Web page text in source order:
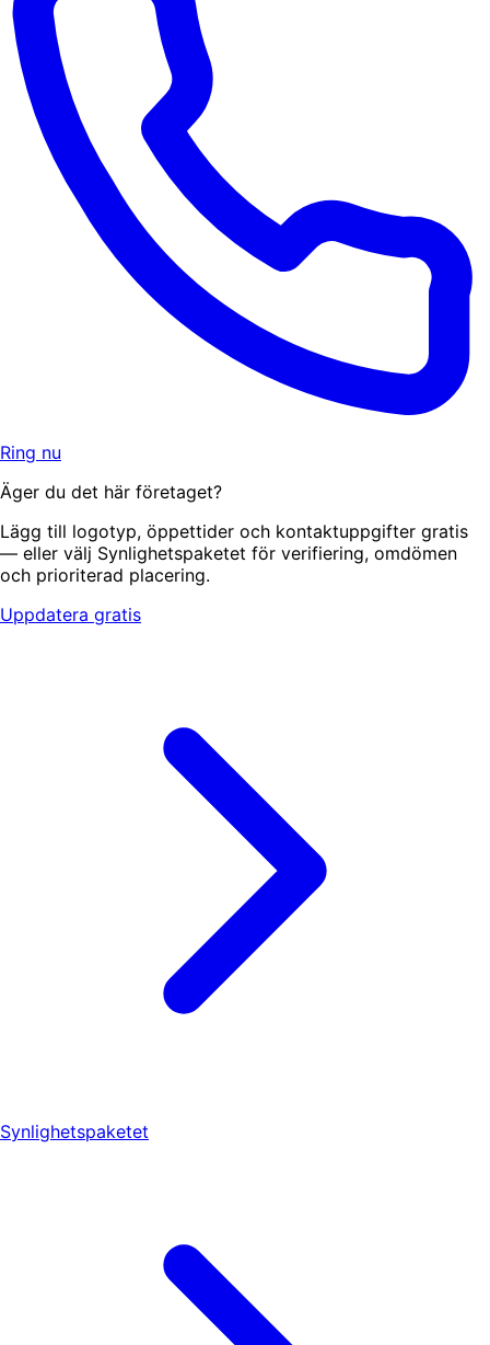
Ring nu
Äger du det här företaget?
Lägg till logotyp, öppettider och kontaktuppgifter gratis
— eller välj Synlighetspaketet för verifiering, omdömen
och prioriterad placering.
Uppdatera gratis
Synlighetspaketet